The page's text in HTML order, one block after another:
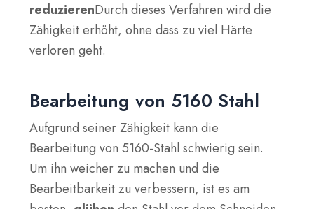
reduzierenDurch dieses Verfahren wird die
Zähigkeit erhöht, ohne dass zu viel Härte
verloren geht.
Bearbeitung von 5160 Stahl
Aufgrund seiner Zähigkeit kann die
Bearbeitung von 5160-Stahl schwierig sein.
Um ihn weicher zu machen und die
Bearbeitbarkeit zu verbessern, ist es am